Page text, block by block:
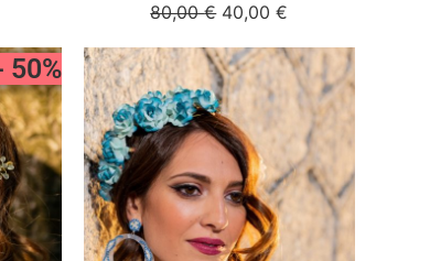
80,00€ 40,00€
50%